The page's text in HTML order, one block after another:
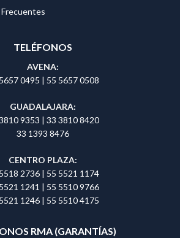
TELÉFONOS
AVENA:
0495 | 55 5657 0508
GUADALAJARA:
9353 | 33 3810 8420
33 1393 8476
CENTRO PLAZA:
2736| 55 5521 1174
1241 | 55 5510 9766
1246 | 55 5510 4175
RMA (GARANTÍAS)